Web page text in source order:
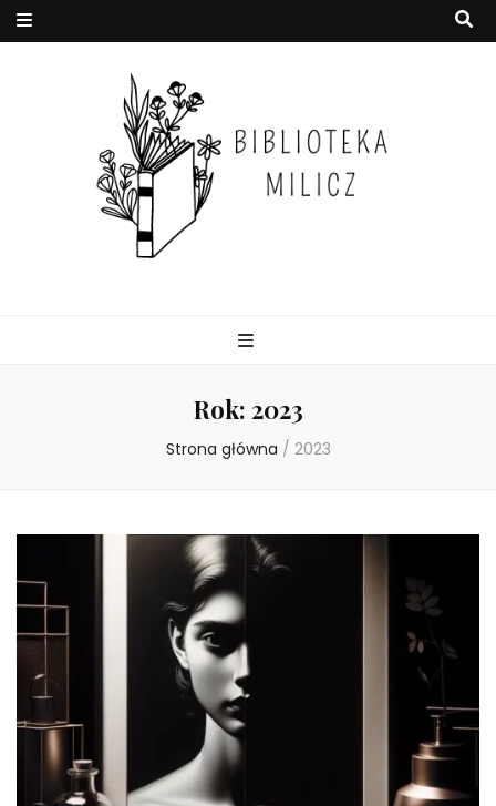
Rok: 2023
Strona główna / 2023